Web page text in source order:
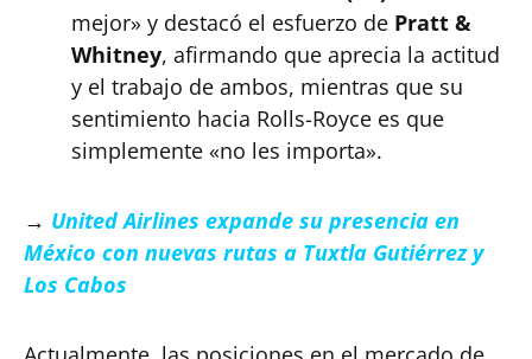
mejor» y destacó el esfuerzo de Pratt &
Whitney, afirmando que aprecia la actitud
y el trabajo de ambos, mientras que su
sentimiento hacia Rolls-Royce es que
simplemente «no les importa».
→ United Airlines expande su presencia en
México con nuevas rutas a Tuxtla Gutiérrez y
Los Cabos